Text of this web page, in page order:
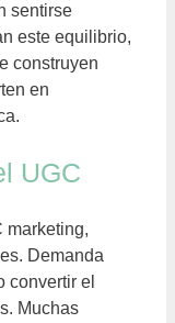
sentirse
este equilibrio,
construyen
en
UGC
marketing,
Demanda
convertir el
Muchas